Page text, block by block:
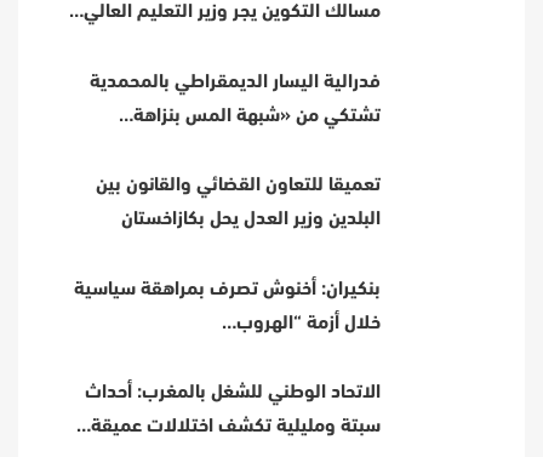
مسالك التكوين يجر وزير التعليم العالي…
فدرالية اليسار الديمقراطي بالمحمدية
تشتكي من «شبهة المس بنزاهة…
تعميقا للتعاون القضائي والقانون بين
البلدين وزير العدل يحل بكازاخستان
بنكيران: أخنوش تصرف بمراهقة سياسية
خلال أزمة “الهروب…
الاتحاد الوطني للشغل بالمغرب: أحداث
سبتة ومليلية تكشف اختلالات عميقة…